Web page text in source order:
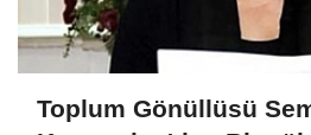
Toplum Gönüllüsü